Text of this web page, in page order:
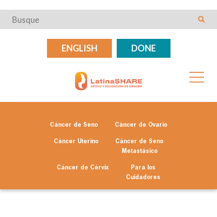
ENGLISH DONE
Cáncer de Seno Cáncer de Ovario
Cáncer Uterino
Cáncer de Seno
Metastásico
Cáncer de Cérvix
Para los
Cuidadores